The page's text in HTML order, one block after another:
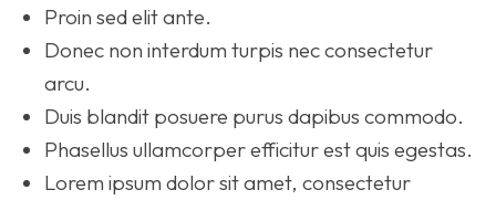
Proin sed elit ante.
Donec non interdum turpis nec consectetur
arcu.
Duis blandit posuere purus dapibus commodo.
Phasellus ullamcorper efficitur est quis egestas.
Lorem ipsum dolor sit amet, consectetur